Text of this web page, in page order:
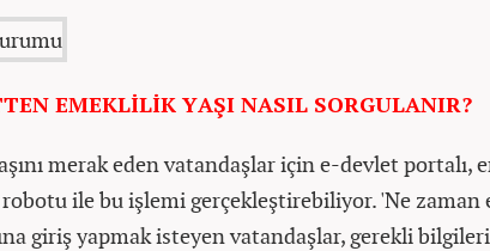
EMEKLİLİK YAŞI NASIL SORGULANIR?
merak eden vatandaşlar için e-devlet portalı,
ile bu işlemi gerçekleştirebiliyor. 'Ne
giriş yapmak isteyen vatandaşlar, gerekli